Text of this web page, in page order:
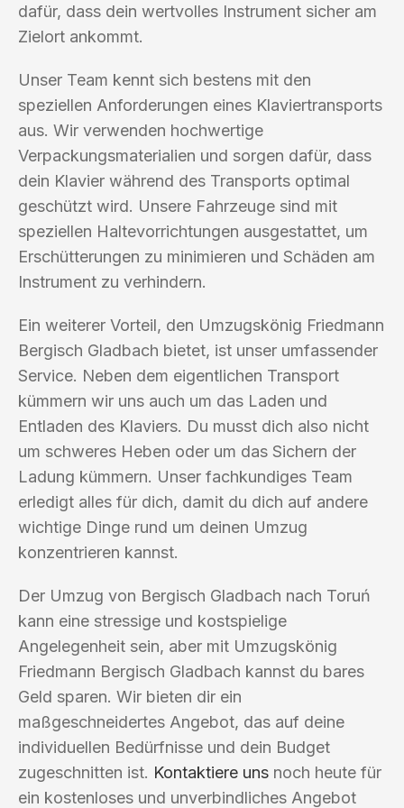
dafür, dass dein wertvolles Instrument sicher am
Zielort ankommt.
Unser Team kennt sich bestens mit den
speziellen Anforderungen eines Klaviertransports
aus. Wir verwenden hochwertige
Verpackungsmaterialien und sorgen dafür, dass
dein Klavier während des Transports optimal
geschützt wird. Unsere Fahrzeuge sind mit
speziellen Haltevorrichtungen ausgestattet, um
Erschütterungen zu minimieren und Schäden am
Instrument zu verhindern.
Ein weiterer Vorteil, den Umzugskönig Friedmann
Bergisch Gladbach bietet, ist unser umfassender
Service. Neben dem eigentlichen Transport
kümmern wir uns auch um das Laden und
Entladen des Klaviers. Du musst dich also nicht
um schweres Heben oder um das Sichern der
Ladung kümmern. Unser fachkundiges Team
erledigt alles für dich, damit du dich auf andere
wichtige Dinge rund um deinen Umzug
konzentrieren kannst.
Der Umzug von Bergisch Gladbach nach Toruń
kann eine stressige und kostspielige
Angelegenheit sein, aber mit Umzugskönig
Friedmann Bergisch Gladbach kannst du bares
Geld sparen. Wir bieten dir ein
maßgeschneidertes Angebot, das auf deine
individuellen Bedürfnisse und dein Budget
zugeschnitten ist. Kontaktiere uns noch heute für
ein kostenloses und unverbindliches Angebot